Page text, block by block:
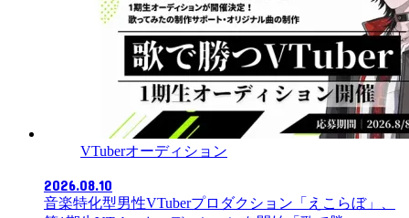
VTuberオーディション
2026.08.10
音楽特化型男性VTuberプロダクション「えこらぼ」、